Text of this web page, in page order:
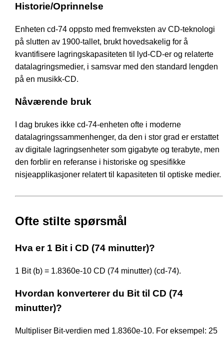
Historie/Oprinnelse
Enheten cd-74 oppsto med fremveksten av CD-teknologi
på slutten av 1900-tallet, brukt hovedsakelig for å
kvantifisere lagringskapasiteten til lyd-CD-er og relaterte
datalagringsmedier, i samsvar med den standard lengden
på en musikk-CD.
Nåværende bruk
I dag brukes ikke cd-74-enheten ofte i moderne
datalagringssammenhenger, da den i stor grad er erstattet
av digitale lagringsenheter som gigabyte og terabyte, men
den forblir en referanse i historiske og spesifikke
nisjeapplikasjoner relatert til kapasiteten til optiske medier.
Ofte stilte spørsmål
Hva er 1 Bit i CD (74 minutter)?
1 Bit (b) = 1.8360e-10 CD (74 minutter) (cd-74).
Hvordan konverterer du Bit til CD (74
minutter)?
Multipliser Bit-verdien med 1.8360e-10. For eksempel: 25